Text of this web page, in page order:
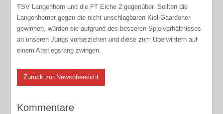
TSV Langenhorn und die FT Eiche 2 gegenüber. Sollten die
Langenhorner gegen die nicht unschlagbaren Kiel-Gaardener
gewinnen, würden sie aufgrund des besseren Spielverhältnisses
an unseren Jungs vorbeiziehen und diese zum Überwintern auf
einem Abstiegsrang zwingen.
Zurück zur Newsübersicht
Kommentare